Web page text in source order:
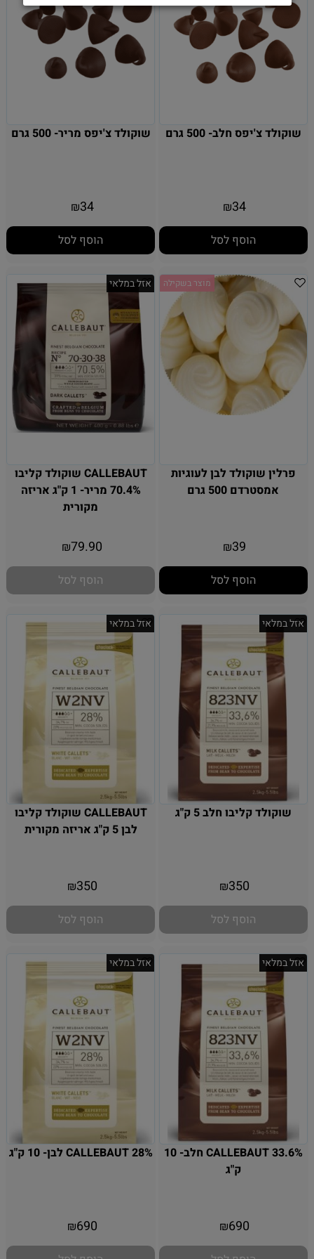
שוקולד צ'יפס חלב- 500 גרם
₪34
הוסף לסל
שוקולד צ'יפס מריר- 500 גרם
₪34
הוסף לסל
מוצר בשקילה
פרלין שוקולד לבן לעוגיות
אמסטרדם 500 גרם
₪39
הוסף לסל
אזל במלאי
CALLEBAUT שוקולד קליבו
70.4% מריר- 1 ק"ג אריזה
מקורית
₪79.90
הוסף לסל
אזל במלאי
שוקולד קליבו חלב 5 ק"ג
₪350
הוסף לסל
אזל במלאי
CALLEBAUT שוקולד קליבו
לבן 5 ק"ג אריזה מקורית
₪350
הוסף לסל
אזל במלאי
CALLEBAUT 33.6% חלב- 10
ק"ג
₪690
אזל במלאי
CALLEBAUT 28% לבן- 10 ק"ג
₪690